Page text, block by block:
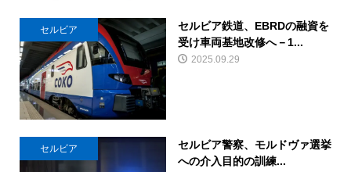
セルビア
セルビア鉄道、EBRDの融資を
受け車両基地改修へ－1...
2025.09.29
セルビア
セルビア警察、モルドヴァ選挙
への介入目的の訓練...